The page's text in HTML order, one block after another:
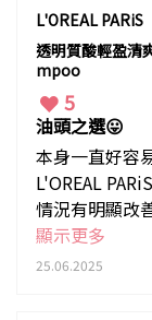
L'OREAL PARiS
透明質酸輕盈清
mpoo
5
油頭之選😛
本身一直好容
L'OREAL
情況有明顯改
左，塊面仲細
分😆
顯示更多
25.06.2025